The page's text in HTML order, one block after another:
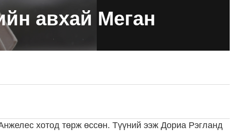
авхай Меган
хотод төрж өссөн. Түүний ээж Дориа Рэгланд